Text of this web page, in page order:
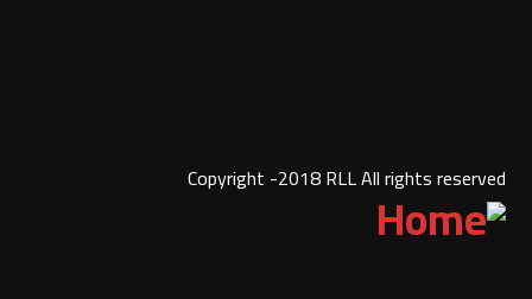
Copyright -2018 RLL All rights reserved